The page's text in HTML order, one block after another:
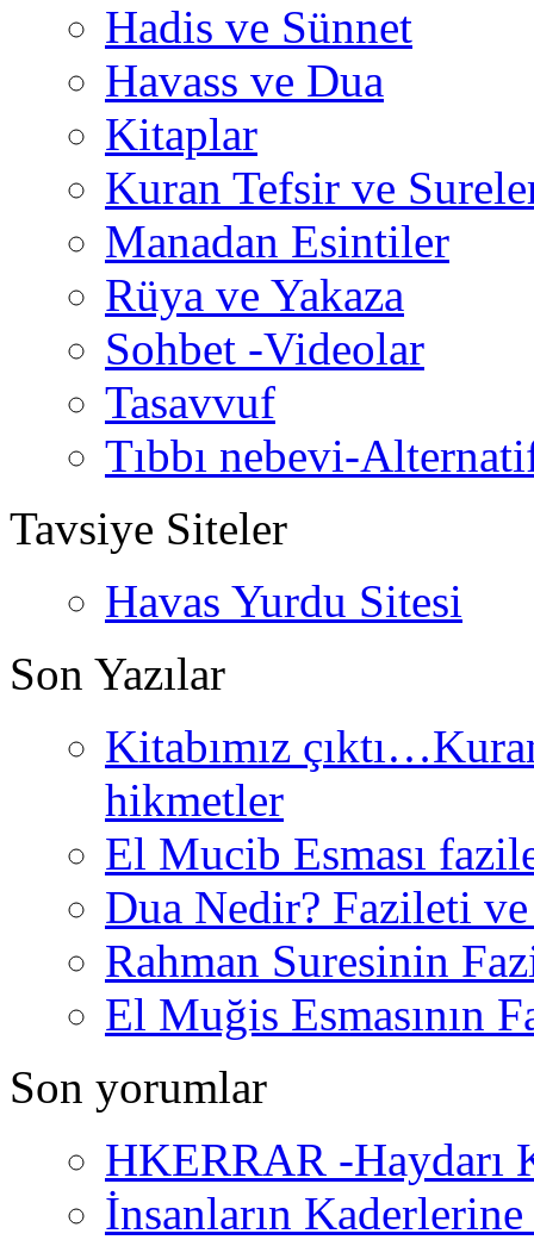
Hadis ve Sünnet
Havass ve Dua
Kitaplar
Kuran Tefsir ve
Manadan Esintiler
Rüya ve Yakaza
Sohbet -Videolar
Tasavvuf
Tıbbı nebevi-
Tavsiye Siteler
Havas Yurdu Sitesi
Son Yazılar
Kitabımız
hikmetler
El Mucib Esması
Dua Nedir? Fazileti
Rahman Suresinin
El Muğis Esmasının
Son yorumlar
HKERRAR -Haydarı
İnsanların